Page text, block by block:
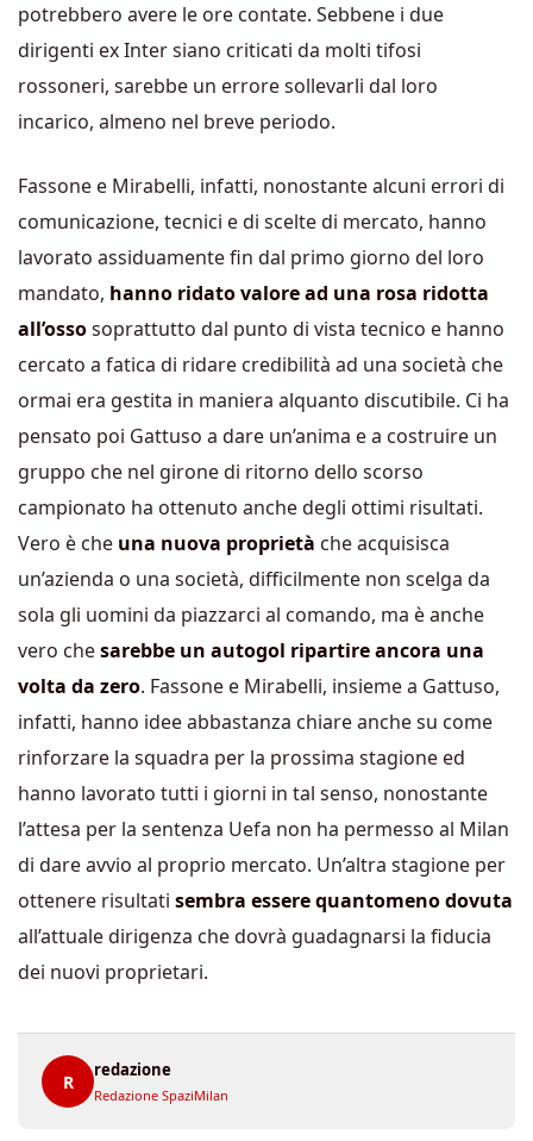
potrebbero avere le ore contate. Sebbene i due
dirigenti ex Inter siano criticati da molti tifosi
rossoneri, sarebbe un errore sollevarli dal loro
incarico, almeno nel breve periodo.
Fassone e Mirabelli, infatti, nonostante alcuni errori di
comunicazione, tecnici e di scelte di mercato, hanno
lavorato assiduamente fin dal primo giorno del loro
mandato, hanno ridato valore ad una rosa ridotta
all’ossosoprattutto dal punto di vista tecnico e hanno
cercato a fatica di ridare credibilità ad una società che
ormai era gestita in maniera alquanto discutibile. Ci ha
pensato poi Gattuso a dare un’anima e a costruire un
gruppo che nel girone di ritorno dello scorso
campionato ha ottenuto anche degli ottimi risultati.
Vero è che una nuova proprietà che acquisisca
un’azienda o una società, difficilmente non scelga da
sola gli uomini da piazzarci al comando, ma è anche
vero chesarebbe un autogol ripartire ancora una
volta da zero. Fassone e Mirabelli, insieme a Gattuso,
infatti, hanno idee abbastanza chiare anche su come
rinforzare la squadra per la prossima stagione ed
hanno lavorato tutti i giorni in tal senso, nonostante
l’attesa per la sentenza Uefa non ha permesso al Milan
di dare avvio al proprio mercato. Un’altra stagione per
ottenere risultati sembra essere quantomeno dovuta
all’attuale dirigenza che dovrà guadagnarsi la fiducia
dei nuovi proprietari.
R
redazione
Redazione SpaziMilan